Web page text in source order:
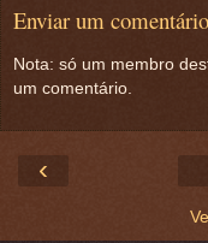
Enviar um comentário
Nota: só um membro
um comentário.
‹